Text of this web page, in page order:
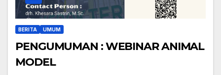
BERITA UMUM
PENGUMUMAN : WEBINAR ANIMAL
MODEL